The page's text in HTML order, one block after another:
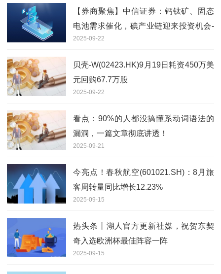
【券商聚焦】中信证券：钙钛矿、固态
电池需求催化，碘产业链迎来投资机会-
每日快看
2025-09-22
贝壳-W(02423.HK)9月19日耗资450万美
元回购67.7万股
2025-09-22
看点：90%的人都没搞懂系动词语法的
漏洞，一篇文章彻底讲透！
2025-09-21
今亮点！春秋航空(601021.SH)：8月旅
客周转量同比增长12.23%
2025-09-15
热头条丨湖人官方更新社媒，祝贺东契
奇入选欧洲杯最佳阵容一阵
2025-09-15